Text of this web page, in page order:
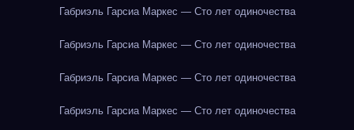
Габриэль Гарсиа Маркес — Сто лет одиночества
Габриэль Гарсиа Маркес — Сто лет одиночества
Габриэль Гарсиа Маркес — Сто лет одиночества
Габриэль Гарсиа Маркес — Сто лет одиночества